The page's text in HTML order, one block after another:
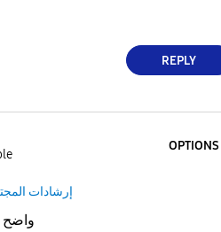
REPLY
OPTIONS
إرشادات